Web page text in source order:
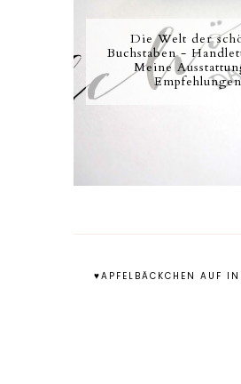
Die Welt der
Buchstaben -
Meine
♥APFELBÄCKCHEN AUF